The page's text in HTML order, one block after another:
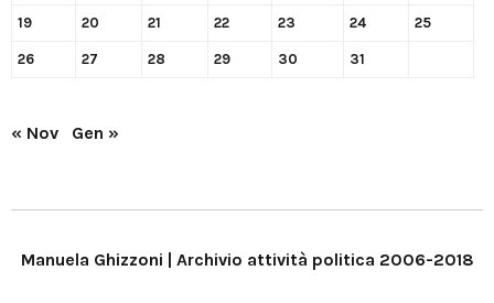
19 20 21 22 23 24 25
26 27 28 29 30 31
« Nov Gen »
Manuela Ghizzoni | Archivio attività politica 2006-2018